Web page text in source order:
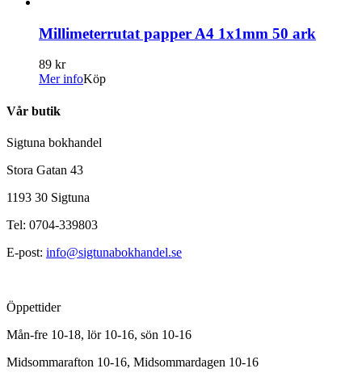
Millimeterrutat papper A4 1x1mm 50 ark
89 kr
Mer infoKöp
Vår butik
Sigtuna bokhandel
Stora Gatan 43
1193 30 Sigtuna
Tel: 0704-339803
E-post: info@sigtunabokhandel.se
Öppettider
Mån-fre 10-18, lör 10-16, sön 10-16
Midsommarafton 10-16, Midsommardagen 10-16